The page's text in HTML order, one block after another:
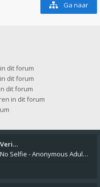
Ga naar
dit forum
dit forum
dit forum
in dit forum
Private Girls From Your City - No Selfie - Anonymous Adult Dating https://privatedates.live Private Girls In Your